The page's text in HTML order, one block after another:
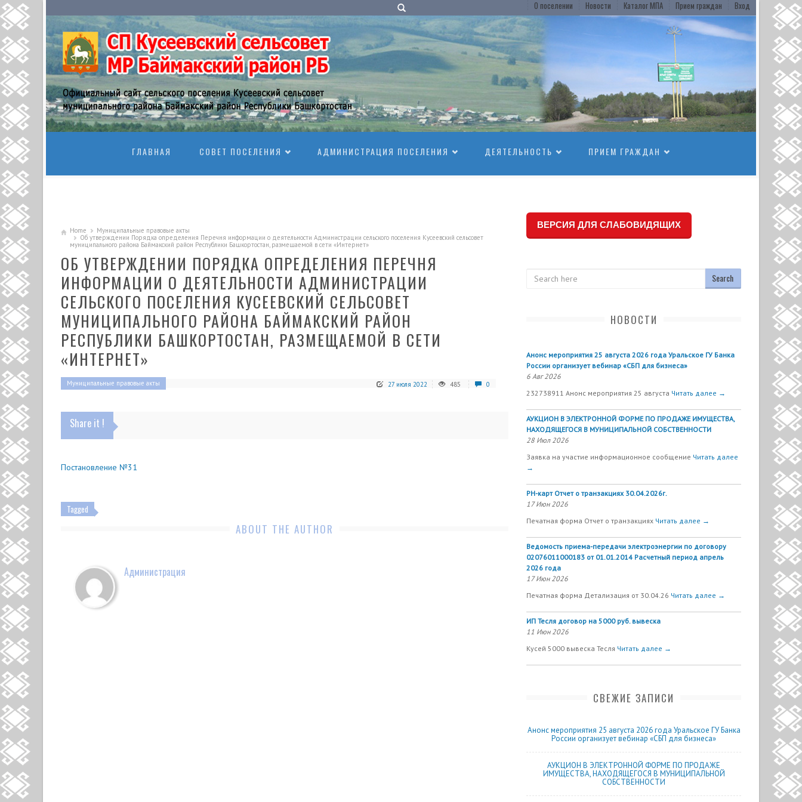
О поселении Новости Каталог МПА Прием граждан Вход
ГЛАВНАЯ
СОВЕТ ПОСЕЛЕНИЯ АДМИНИСТРАЦИЯ ПОСЕЛЕНИЯ ДЕЯТЕЛЬНОСТЬ ПРИЕМ ГРАЖДАН
Home
Муниципальные правовые акты
Об утверждении Порядка определения Перечня информации о деятельности Администрации сельского поселения Кусеевский сельсовет
муниципального района Баймакский район Республики Башкортостан, размещаемой в сети «Интернет»
ОБ УТВЕРЖДЕНИИ ПОРЯДКА ОПРЕДЕЛЕНИЯ ПЕРЕЧНЯ
ИНФОРМАЦИИ О ДЕЯТЕЛЬНОСТИ АДМИНИСТРАЦИИ
СЕЛЬСКОГО ПОСЕЛЕНИЯ КУСЕЕВСКИЙ СЕЛЬСОВЕТ
МУНИЦИПАЛЬНОГО РАЙОНА БАЙМАКСКИЙ РАЙОН
РЕСПУБЛИКИ БАШКОРТОСТАН, РАЗМЕЩАЕМОЙ В СЕТИ
«ИНТЕРНЕТ»
Муниципальные правовые акты 27 июля 2022 485 0
Share it !
Постановление №31
Tagged
ABOUT THE AUTHOR
Администрация
ВЕРСИЯ ДЛЯ СЛАБОВИДЯЩИХ
НОВОСТИ
Анонс мероприятия 25 августа 2026 года Уральское ГУ Банка
России организует вебинар «СБП для бизнеса»
6 Авг 2026
232738911 Анонс мероприятия 25 августа Читать далее →
АУКЦИОН В ЭЛЕКТРОННОЙ ФОРМЕ ПО ПРОДАЖЕ ИМУЩЕСТВА,
НАХОДЯЩЕГОСЯ В МУНИЦИПАЛЬНОЙ СОБСТВЕННОСТИ
28 Июл 2026
Заявка на участие информационное сообщение Читать далее
→
РН-карт Отчет о транзакциях 30.04.2026г.
17 Июн 2026
Печатная форма Отчет о транзакциях Читать далее →
Ведомость приема-передачи электроэнергии по договору
02076011000183 от 01.01.2014 Расчетный период апрель
2026 года
17 Июн 2026
Печатная форма Детализация от 30.04.26 Читать далее →
ИП Тесля договор на 5000 руб. вывеска
11 Июн 2026
Кусей 5000 вывеска Тесля Читать далее →
СВЕЖИЕ ЗАПИСИ
Анонс мероприятия 25 августа 2026 года Уральское ГУ Банка
России организует вебинар «СБП для бизнеса»
АУКЦИОН В ЭЛЕКТРОННОЙ ФОРМЕ ПО ПРОДАЖЕ
ИМУЩЕСТВА, НАХОДЯЩЕГОСЯ В МУНИЦИПАЛЬНОЙ
СОБСТВЕННОСТИ